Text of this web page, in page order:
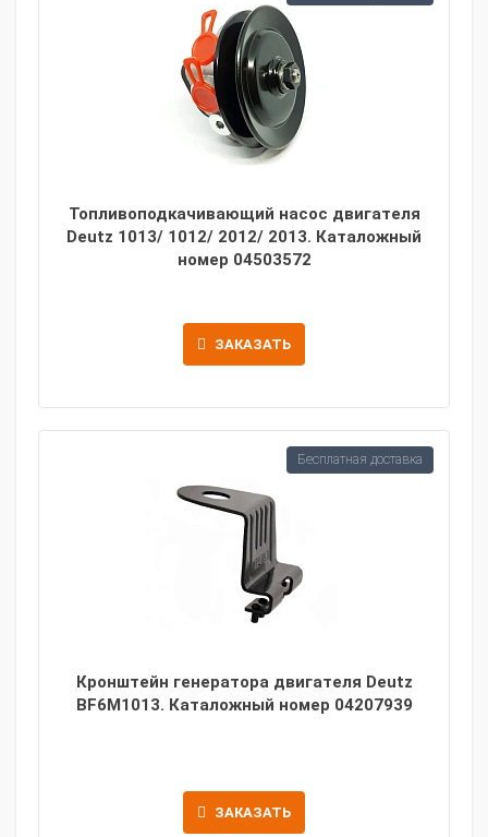
Топливоподкачивающий насос двигателя
Deutz 1013/ 1012/ 2012/ 2013. Каталожный
номер 04503572
ЗАКАЗАТЬ
Кронштейн генератора двигателя Deutz
BF6M1013. Каталожный номер 04207939
ЗАКАЗАТЬ
Бесплатная доставка